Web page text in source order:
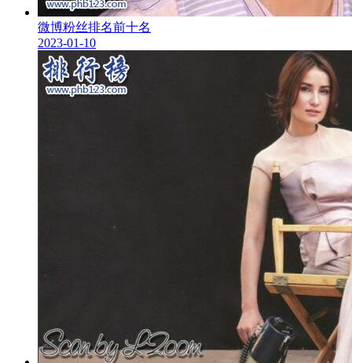
微博粉丝排名前十名
2023-01-10